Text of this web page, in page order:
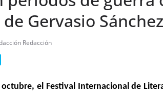
Gervasio Sánchez
Redacción
octubre, el Festival Internacional de